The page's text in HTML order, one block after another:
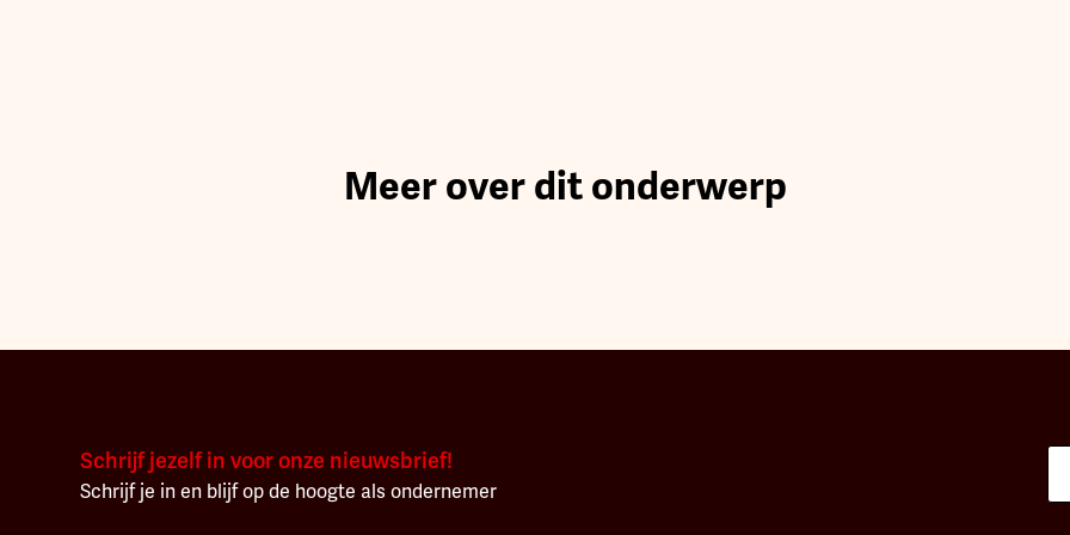
Meer over dit onderwerp
Schrijf jezelf in voor onze nieuwsbrief!
Schrijf je in en blijf op de hoogte als ondernemer